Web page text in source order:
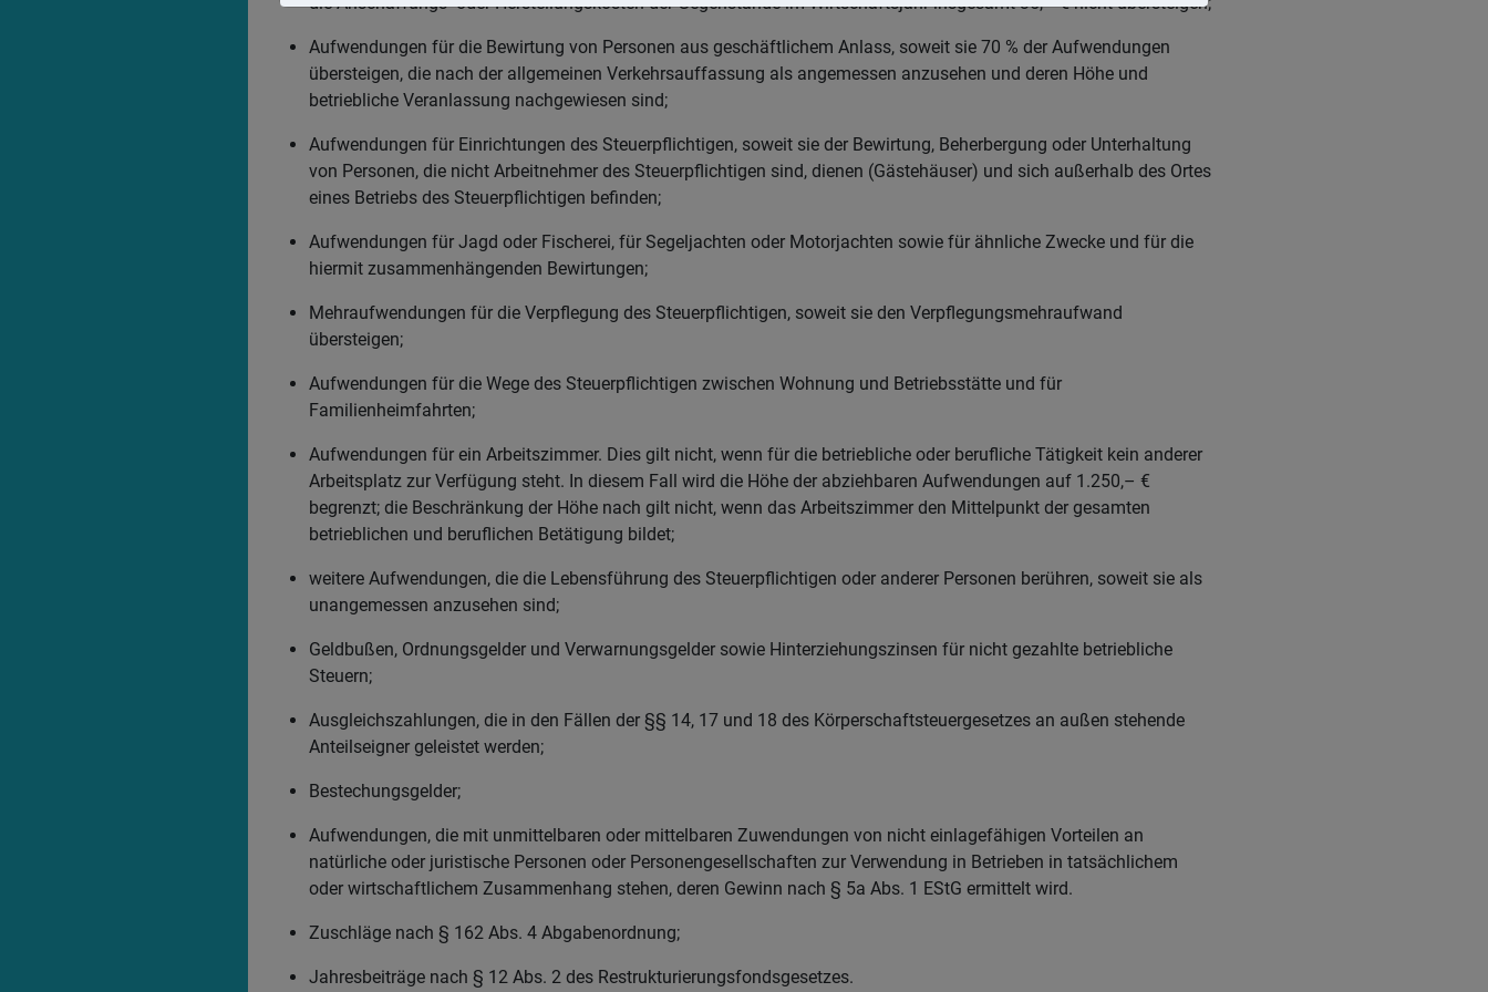
Aufwendungen für die Bewirtung von Personen aus geschäftlichem Anlass, soweit sie 70 % der Aufwendungen
übersteigen, die nach der allgemeinen Verkehrsauffassung als angemessen anzusehen und deren Höhe und
betriebliche Veranlassung nachgewiesen sind;
Aufwendungen für Einrichtungen des Steuerpflichtigen, soweit sie der Bewirtung, Beherbergung oder Unterhaltung
von Personen, die nicht Arbeitnehmer des Steuerpflichtigen sind, dienen (Gästehäuser) und sich außerhalb des Ortes
eines Betriebs des Steuerpflichtigen befinden;
Aufwendungen für Jagd oder Fischerei, für Segeljachten oder Motorjachten sowie für ähnliche Zwecke und für die
hiermit zusammenhängenden Bewirtungen;
Mehraufwendungen für die Verpflegung des Steuerpflichtigen, soweit sie den Verpflegungsmehraufwand
übersteigen;
Aufwendungen für die Wege des Steuerpflichtigen zwischen Wohnung und Betriebsstätte und für
Familienheimfahrten;
Aufwendungen für ein Arbeitszimmer. Dies gilt nicht, wenn für die betriebliche oder berufliche Tätigkeit kein anderer
Arbeitsplatz zur Verfügung steht. In diesem Fall wird die Höhe der abziehbaren Aufwendungen auf 1.250,– €
begrenzt; die Beschränkung der Höhe nach gilt nicht, wenn das Arbeitszimmer den Mittelpunkt der gesamten
betrieblichen und beruflichen Betätigung bildet;
weitere Aufwendungen, die die Lebensführung des Steuerpflichtigen oder anderer Personen berühren, soweit sie als
unangemessen anzusehen sind;
Geldbußen, Ordnungsgelder und Verwarnungsgelder sowie Hinterziehungszinsen für nicht gezahlte betriebliche
Steuern;
Ausgleichszahlungen, die in den Fällen der §§ 14, 17 und 18 des Körperschaftsteuergesetzes an außen stehende
Anteilseigner geleistet werden;
Bestechungsgelder;
Aufwendungen, die mit unmittelbaren oder mittelbaren Zuwendungen von nicht einlagefähigen Vorteilen an
natürliche oder juristische Personen oder Personengesellschaften zur Verwendung in Betrieben in tatsächlichem
oder wirtschaftlichem Zusammenhang stehen, deren Gewinn nach § 5a Abs. 1 EStG ermittelt wird.
Zuschläge nach § 162 Abs. 4 Abgabenordnung;
Jahresbeiträge nach § 12 Abs. 2 des Restrukturierungsfondsgesetzes.